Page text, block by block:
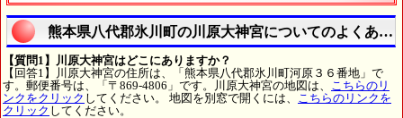
熊本県八代郡氷川町の川原大神宮についてのよくある
【質問1】川原大神宮はどこにありますか？
【回答1】川原大神宮の住所は、「熊本県八代郡氷川町河原３６番地」で
す。郵便番号は、「〒869-4806」です。川原大神宮の地図は、
こちらのリ
ンクをクリック してください。 地図を別窓で開くには、
こちらのリンクを
クリック してください。